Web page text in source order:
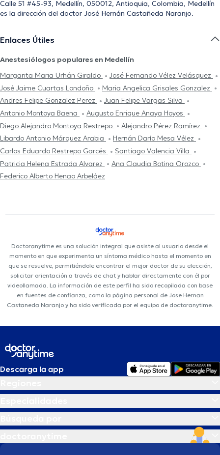
Calle 51 #45-93, Medellín, 050012, Antioquia, Colombia, Medellín
es la dirección del doctor José Hernán Castañeda Naranjo.
Enlaces Útiles
Anestesiólogos populares en Medellín
Margarita Maria Urhán Giraldo
José Fernando Vélez Velásquez
José Jaime Cuartas Londoño
Maria Angelica Grisales Gonzalez
Andres Felipe Gonzalez Perez
Juan Felipe Vargas Silva
Antonio Montoya Baena
Augusto Enrique Anaya Hoyos
Diego Alejandro Montoya Restrepo
Alejandro Pérez Ramírez
Libardo Antonio Márquez Arabia
Hernán Darío Mesa Vélez
Carlos Eduardo Restrepo Garcés
Santiago Valencia Villa
Patricia Helena Estrada Alvarez
Ana Claudia Botina Orozco
Federico Alberto Henao Arbeláez
Doctoranytime es una solución integral que asiste al usuario desde el
momento en que experimenta un síntoma médico hasta el momento en
que se resuelve, permitiéndole encontrar el mejor doctor de su elección,
solicitar orientación a través de chat y hablar directamente con él por
videollamada. La información de este perfil ha sido recopilada con base
en fuentes de confianza, como la página personal de Jose Hernan
Castaneda Naranjo y ha sido verificada por el equipo de doctoranytime.
Descarga la app